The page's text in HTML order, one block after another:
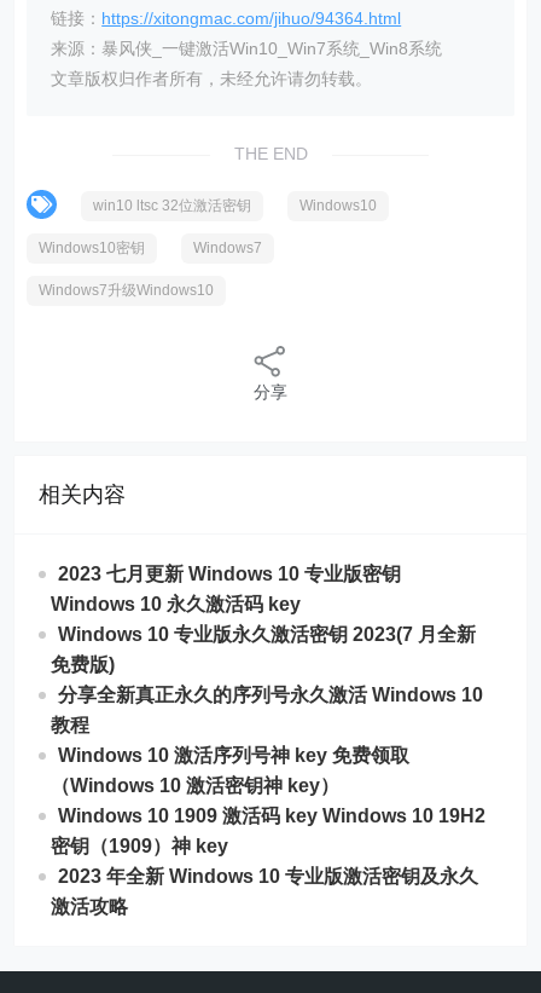
链接： https://xitongmac.com/jihuo/94364.html
来源：暴风侠_一键激活Win10_Win7系统_Win8系统
文章版权归作者所有，未经允许请勿转载。
THE END
win10 ltsc 32位激活密钥 Windows10
Windows10密钥 Windows7
Windows7升级Windows10
分享
相关内容
2023 七月更新 Windows 10 专业版密钥
Windows 10 永久激活码 key
Windows 10 专业版永久激活密钥 2023(7 月全新
免费版)
分享全新真正永久的序列号永久激活 Windows 10
教程
Windows 10 激活序列号神 key 免费领取
（Windows 10 激活密钥神 key）
Windows 10 1909 激活码 key Windows 10 19H2
密钥（1909）神 key
2023 年全新 Windows 10 专业版激活密钥及永久
激活攻略